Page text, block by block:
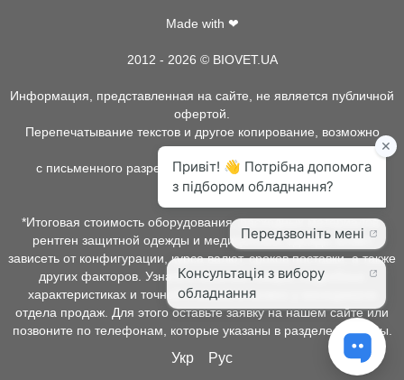
Made with ❤
2012 - 2026 © BIOVET.UA
Информация, представленная на сайте, не является публичной
офертой.
Перепечатывание текстов и другое копирование, возможно
только
с письменного разрешения администрации BIOVET.UA.
*Итоговая стоимость оборудования, расходных материалов,
рентген защитной одежды и медицинской одежды может
зависеть от конфигурации, курса валют, сроков поставки, а также
других факторов. Узнать о наличии товара, подробных
характеристиках и точной стоимости можно у менеджеров
отдела продаж. Для этого оставьте заявку на нашем сайте или
позвоните по телефонам, которые указаны в разделе контакты.
Укр Рус